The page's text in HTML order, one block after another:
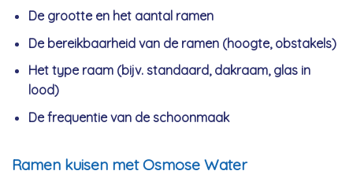
De grootte en het aantal ramen
De bereikbaarheid van de ramen (hoogte, obstakels)
Het type raam (bijv. standaard, dakraam, glas in
lood)
De frequentie van de schoonmaak
Ramen kuisen met Osmose Water